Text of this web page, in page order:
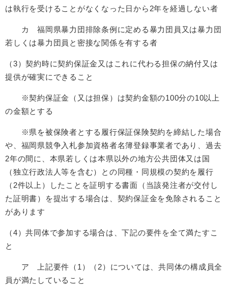
は執行を受けることがなくなった日から2年を経過しない者
カ 福岡県暴力団排除条例に定める暴力団員又は暴力団
若しくは暴力団員と密接な関係を有する者
（3）契約時に契約保証金又はこれに代わる担保の納付又は
提供が確実にできること
※契約保証金（又は担保）は契約金額の100分の10以上
の金額とする
※県を被保険者とする履行保証保険契約を締結した場合
や、福岡県競争入札参加資格者名簿登録事業者であり、過去
2年の間に、本県若しくは本県以外の地方公共団体又は国
（独立行政法人等を含む）との同種・同規模の契約を履行
（2件以上）したことを証明する書面（当該発注者が交付し
た証明書）を提出する場合は、契約保証金を免除されること
があります
（4）共同体で参加する場合は、下記の要件を全て満たすこ
と
ア 上記要件（1）（2）については、共同体の構成員全
員が満たしていること